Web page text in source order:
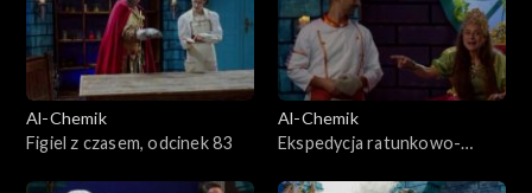
Al-Chemik
Figiel z czasem, odcinek 83
Al-Chemik
Ekspedycja ratunkowo-